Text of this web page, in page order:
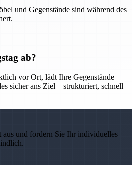
und Gegenstände sind während des
ab?
vor Ort, lädt Ihre Gegenstände
sicher ans Ziel – strukturiert, schnell
aus und fordern Sie Ihr individuelles